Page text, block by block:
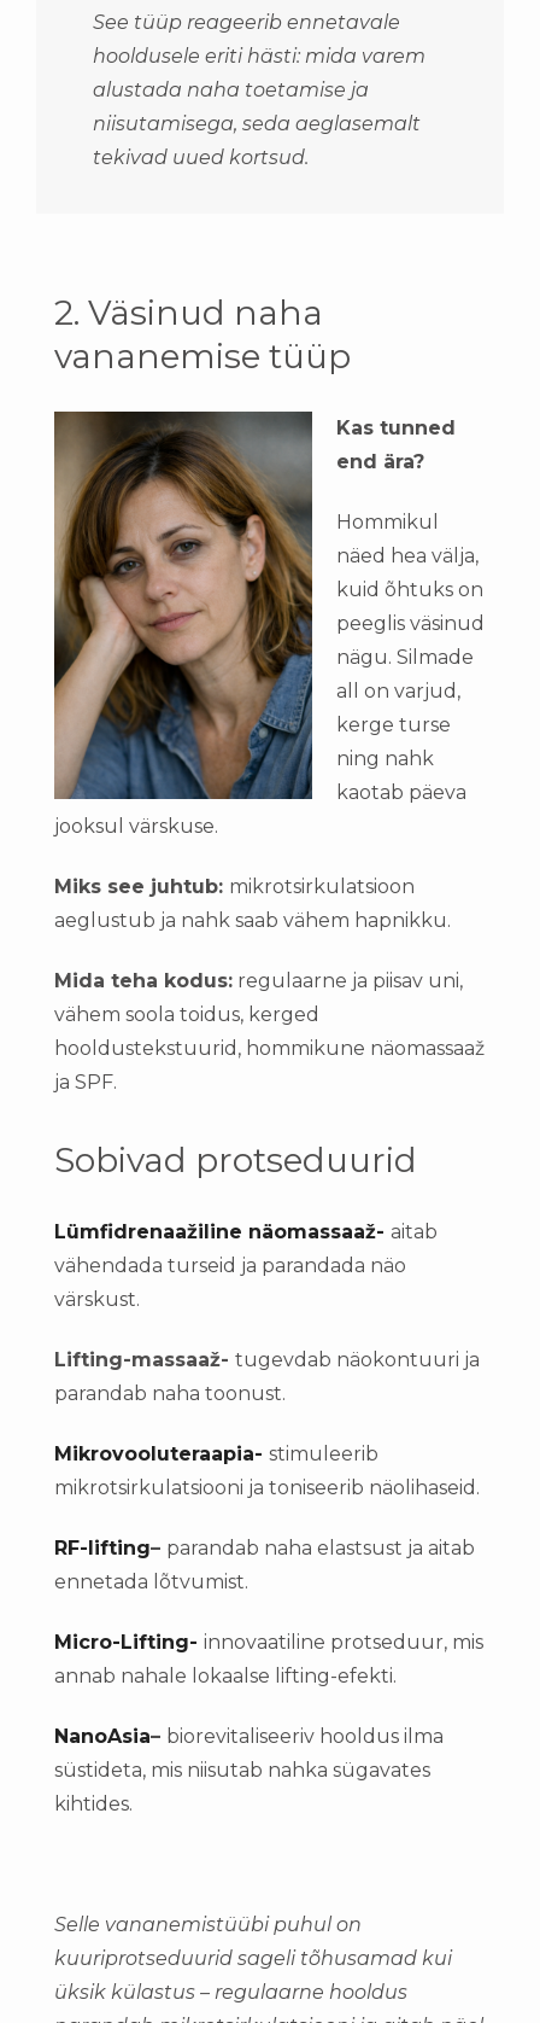
See tüüp reageerib ennetavale
hooldusele eriti hästi: mida varem
alustada naha toetamise ja
niisutamisega, seda aeglasemalt
tekivad uued kortsud.
2. Väsinud naha
vananemise tüüp
Kas tunned
end ära?
Hommikul
näed hea välja,
kuid õhtuks on
peeglis väsinud
nägu. Silmade
all on varjud,
kerge turse
ning nahk
kaotab päeva
jooksul värskuse.
Miks see juhtub: mikrotsirkulatsioon
aeglustub ja nahk saab vähem hapnikku.
Mida teha kodus:regulaarne ja piisav uni,
vähem soola toidus, kerged
hooldustekstuurid, hommikune näomassaaž
ja SPF.
Sobivad protseduurid
Lümfidrenaažiline näomassaaž- aitab
vähendada turseid ja parandada näo
värskust.
Lifting-massaaž- tugevdab näokontuuri ja
parandab naha toonust.
Mikrovooluteraapia- stimuleerib
mikrotsirkulatsiooni ja toniseerib näolihaseid.
RF-lifting– parandab naha elastsust ja aitab
ennetada lõtvumist.
Micro-Lifting- innovaatiline protseduur, mis
annab nahale lokaalse lifting-efekti.
NanoAsia– biorevitaliseeriv hooldus ilma
süstideta, mis niisutab nahka sügavates
kihtides.
Selle vananemistüübi puhul on
kuuriprotseduurid sageli tõhusamad kui
üksik külastus – regulaarne hooldus